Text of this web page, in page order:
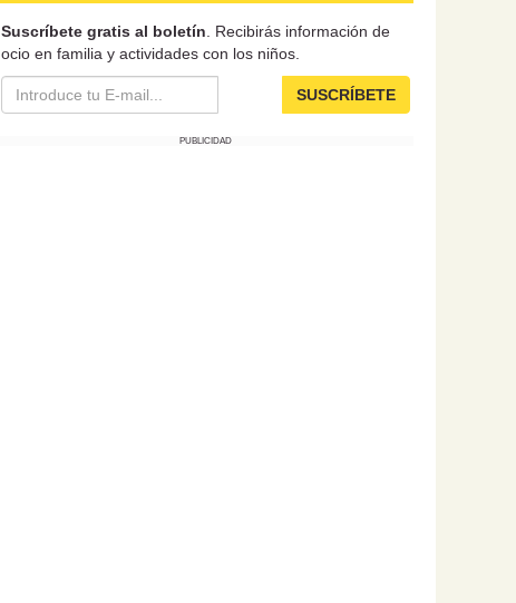
Suscríbete gratis al boletín . Recibirás información de
ocio en familia y actividades con los niños.
SUSCRÍBETE
PUBLICIDAD